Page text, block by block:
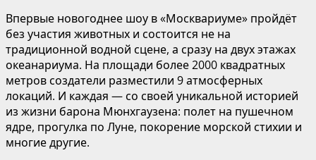
Впервые новогоднее шоу в «Москвариуме» пройдёт
без участия животных и состоится не на
традиционной водной сцене, а сразу на двух этажах
океанариума. На площади более 2000 квадратных
метров создатели разместили 9 атмосферных
локаций. И каждая — со своей уникальной историей
из жизни барона Мюнхгаузена: полет на пушечном
ядре, прогулка по Луне, покорение морской стихии и
многие другие.